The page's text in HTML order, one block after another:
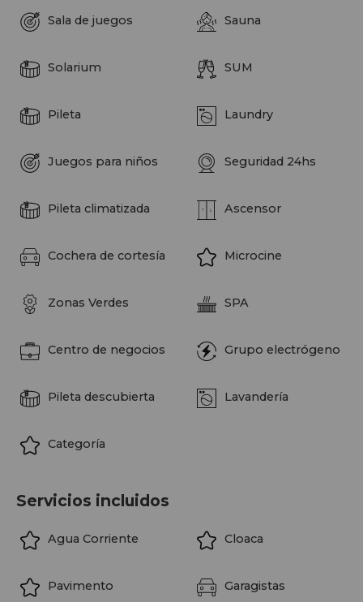
Sala de juegos Sauna
Solarium SUM
Pileta Laundry
Juegos para niños Seguridad 24hs
Pileta climatizada Ascensor
Cochera de cortesía Microcine
Zonas Verdes SPA
Centro de negocios Grupo electrógeno
Pileta descubierta Lavandería
Categoría
Servicios incluidos
Agua Corriente Cloaca
Pavimento Garagistas